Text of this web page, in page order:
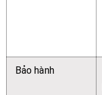
Bảo hành